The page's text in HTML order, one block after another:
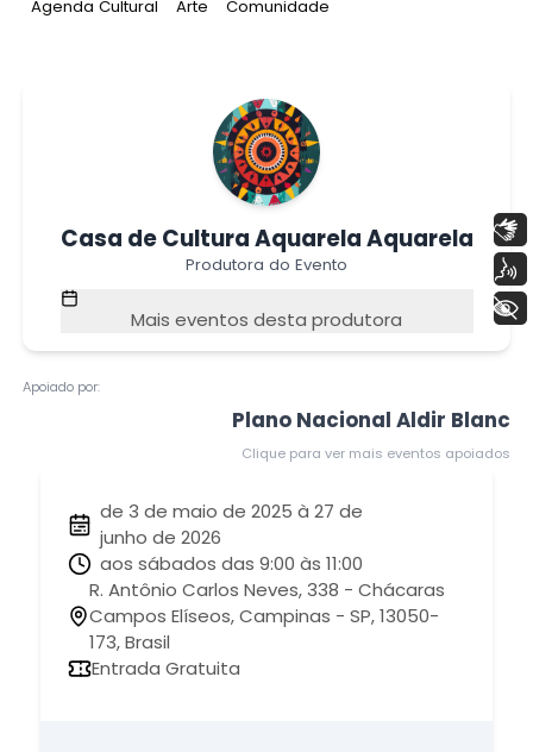
Tag:
Agenda Cultural Tag:
Arte Tag:
Comunidade
Casa de Cultura Aquarela Aquarela
Produtora do Evento
Mais eventos desta produtora
Apoiado por:
Plano Nacional Aldir Blanc
Clique para ver mais eventos apoiados
de 3 de maio de 2025 à 27 de
junho de 2026
aos sábados das 9:00 às 11:00
R. Antônio Carlos Neves, 338 - Chácaras
Campos Elíseos, Campinas - SP, 13050-
173, Brasil
Entrada Gratuita
Libras
+ Acessibilidade